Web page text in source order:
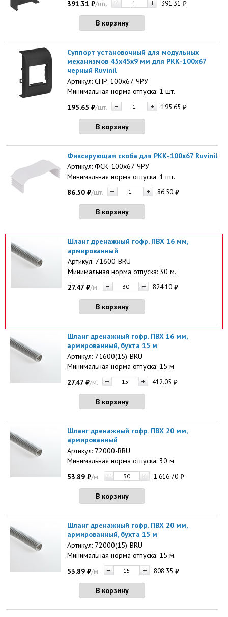
391.31 ₽/шт. 391.31 ₽
В корзину
Суппорт установочный для модульных
механизмов 45х45х9 мм для РКК-100х67
черный Ruvinil
Артикул: СПР-100х67-ЧРУ
Минимальная норма отпуска: 1 шт.
195.65 ₽/шт. 195.65 ₽
В корзину
Фиксирующая скоба для РКК-100х67 Ruvinil
Артикул: ФСК-100х67-ЧРУ
Минимальная норма отпуска: 1 шт.
86.50 ₽/шт. 86.50 ₽
В корзину
Шланг дренажный гофр. ПВХ 16 мм,
армированный
Артикул: 71600-BRU
Минимальная норма отпуска: 30 м.
27.47 ₽/м. 824.10 ₽
В корзину
Шланг дренажный гофр. ПВХ 16 мм,
армированный, бухта 15 м
Артикул: 71600(15)-BRU
Минимальная норма отпуска: 15 м.
27.47 ₽/м. 412.05 ₽
В корзину
Шланг дренажный гофр. ПВХ 20 мм,
армированный
Артикул: 72000-BRU
Минимальная норма отпуска: 30 м.
53.89 ₽/м. 1 616.70 ₽
В корзину
Шланг дренажный гофр. ПВХ 20 мм,
армированный, бухта 15 м
Артикул: 72000(15)-BRU
Минимальная норма отпуска: 15 м.
53.89 ₽/м. 808.35 ₽
В корзину